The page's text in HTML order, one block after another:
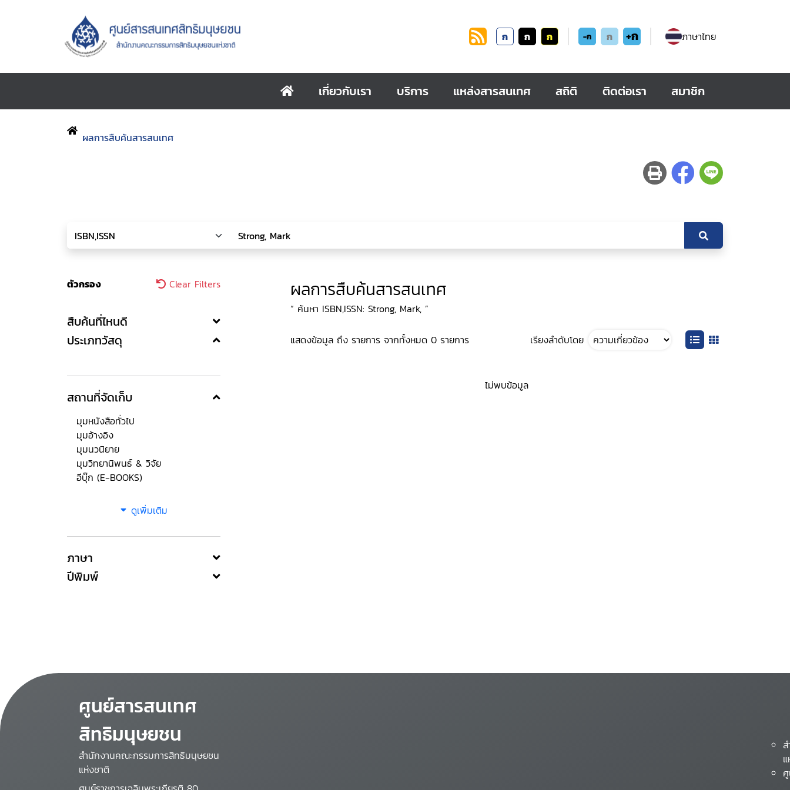
ก ก ก -ก ก +ก ภาษาไทย
เกี่ยวกับเรา บริการ แหล่งสารสนเทศ สถิติ ติดต่อเรา สมาชิก
ผลการสืบค้นสารสนเทศ
ตัวกรอง Clear Filters
สืบค้นที่ไหนดี
ประเภทวัสดุ
สถานที่จัดเก็บ
มุมหนังสือทั่วไป
มุมอ้างอิง
มุมนวนิยาย
มุมวิทยานิพนธ์ & วิจัย
อีบุ๊ก (E-BOOKS)
ดูเพิ่มเติม
ภาษา
ปีพิมพ์
ผลการสืบค้นสารสนเทศ
“ ค้นหา ISBN,ISSN: Strong, Mark, ”
แสดงข้อมูล ถึง รายการ จากทั้งหมด 0 รายการ เรียงลำดับโดย
ไม่พบข้อมูล
ศูนย์สารสนเทศ
สิทธิมนุษยชน
สำนักงานคณะกรรมการสิทธิมนุษยชน
แห่งชาติ